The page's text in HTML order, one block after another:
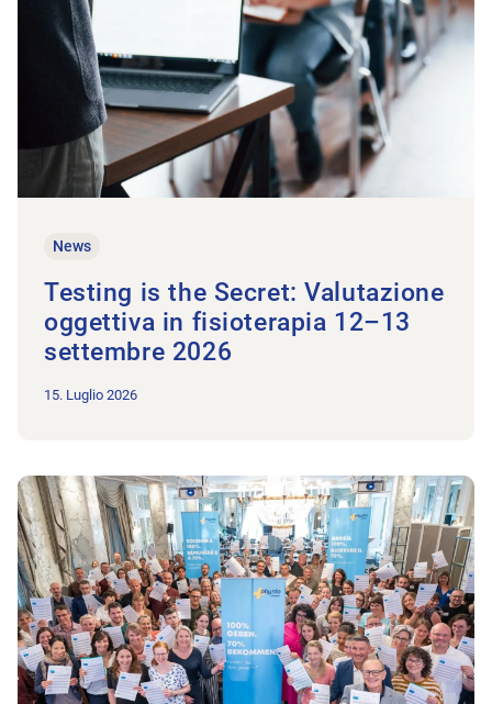
News
Testing is the Secret: Valutazione
oggettiva in fisioterapia 12–13
settembre 2026
15. Luglio 2026
All'articolo Per tariffe eque nella fisioterapia